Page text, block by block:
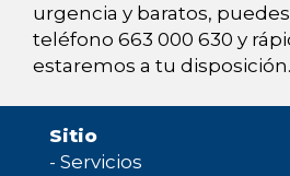
urgencia y baratos,
teléfono 663 000 630 y
estaremos a tu disposición.
Sitio
- Servicios